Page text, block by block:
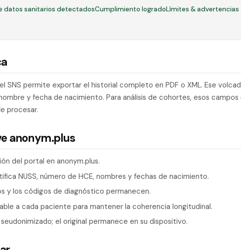
datos sanitarios detectadosCumplimiento logradoLímites & advertencias
SNS permite exportar el historial completo en PDF o XML. Ese
y fecha de nacimiento. Para análisis de cohortes, esos campos
procesar.
anonym.plus
del portal en anonym.plus.
NUSS, número de HCE, nombres y fechas de nacimiento.
y los códigos de diagnóstico permanecen.
a cada paciente para mantener la coherencia longitudinal.
el original permanece en su dispositivo.